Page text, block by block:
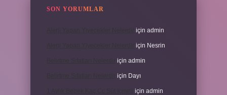
SON YORUMLAR
için admin
için Nesrin
için admin
için Dayı
için admin